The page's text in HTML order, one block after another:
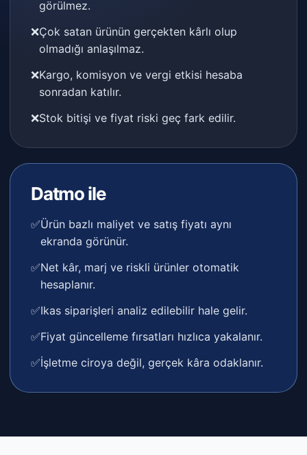
görülmez.
❌Çok satan ürünün gerçekten kârlı olup
olmadığı anlaşılmaz.
❌Kargo, komisyon ve vergi etkisi hesaba
sonradan katılır.
❌Stok bitişi ve fiyat riski geç fark edilir.
Datmo ile
✅Ürün bazlı maliyet ve satış fiyatı aynı
ekranda görünür.
✅Net kâr, marj ve riskli ürünler otomatik
hesaplanır.
✅Ikas siparişleri analiz edilebilir hale gelir.
✅Fiyat güncelleme fırsatları hızlıca yakalanır.
✅İşletme ciroya değil, gerçek kâra odaklanır.